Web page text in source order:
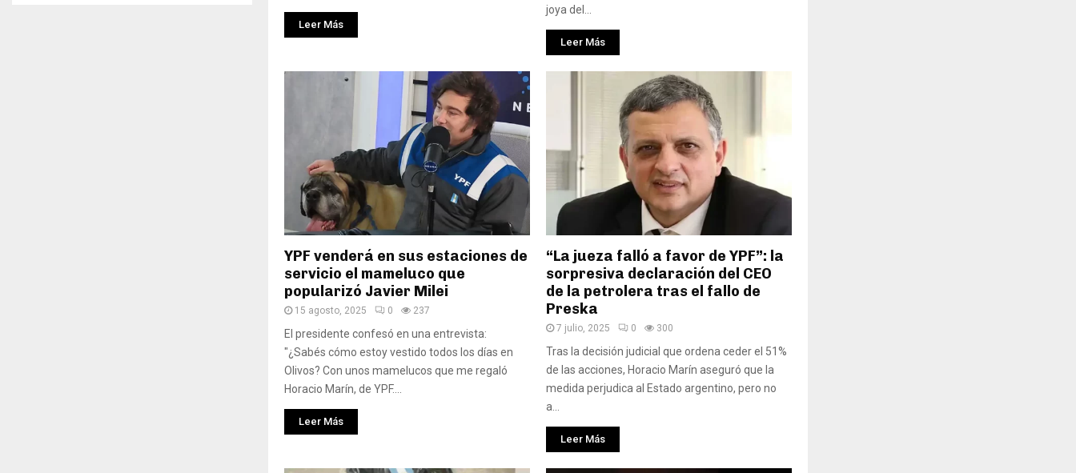
Leer Más
joya del...
Leer Más
YPF venderá en sus estaciones de
servicio el mameluco que
popularizó Javier Milei
15 agosto, 2025 0 237
El presidente confesó en una entrevista:
"¿Sabés cómo estoy vestido todos los días en
Olivos? Con unos mamelucos que me regaló
Horacio Marín, de YPF....
Leer Más
“La jueza falló a favor de YPF”: la
sorpresiva declaración del CEO
de la petrolera tras el fallo de
Preska
7 julio, 2025 0 300
Tras la decisión judicial que ordena ceder el 51%
de las acciones, Horacio Marín aseguró que la
medida perjudica al Estado argentino, pero no
a...
Leer Más